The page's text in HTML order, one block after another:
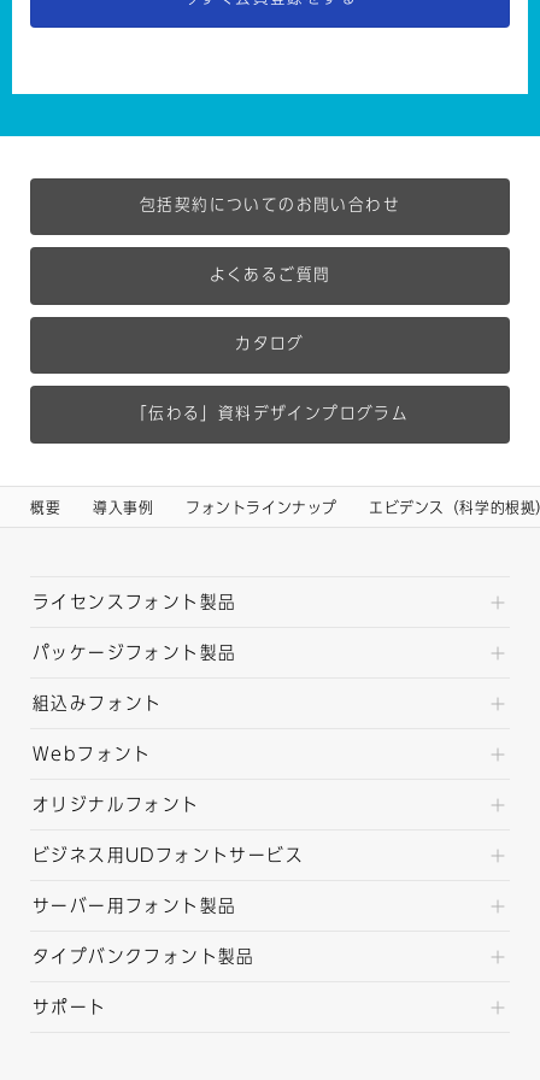
包括契約についてのお問い合わせ
よくあるご質問
カタログ
「伝わる」資料デザインプログラム
概要 導入事例 フォントラインナップ エビデンス（科学的根拠
ライセンスフォント製品
パッケージフォント製品
組込みフォント
Webフォント
オリジナルフォント
ビジネス用UDフォントサービス
サーバー用フォント製品
タイプバンクフォント製品
サポート